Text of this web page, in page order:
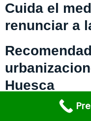
Cuida el
renunciar a
Huesca